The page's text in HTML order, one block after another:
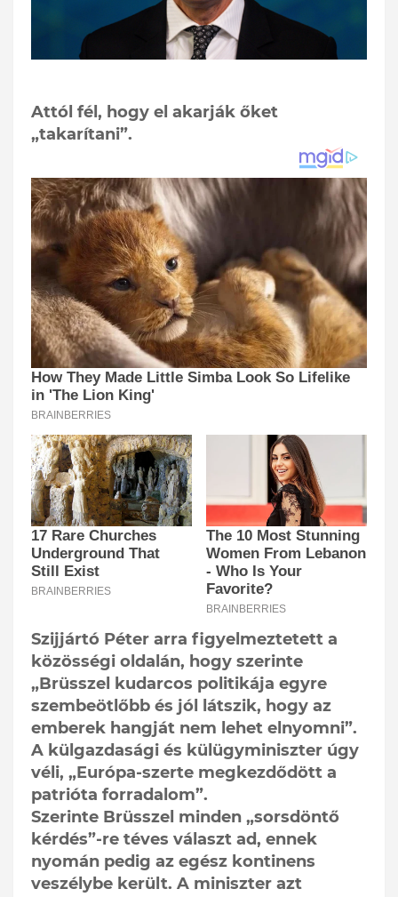
Attól fél, hogy el akarják őket
„takarítani”.
Szijjártó Péter arra figyelmeztetett a
közösségi oldalán, hogy szerinte
„Brüsszel kudarcos politikája egyre
szembeötlőbb és jól látszik, hogy az
emberek hangját nem lehet elnyomni”.
A külgazdasági és külügyminiszter úgy
véli, „Európa-szerte megkezdődött a
patrióta forradalom”.
Szerinte Brüsszel minden „sorsdöntő
kérdés”-re téves választ ad, ennek
nyomán pedig az egész kontinens
veszélybe került. A miniszter azt